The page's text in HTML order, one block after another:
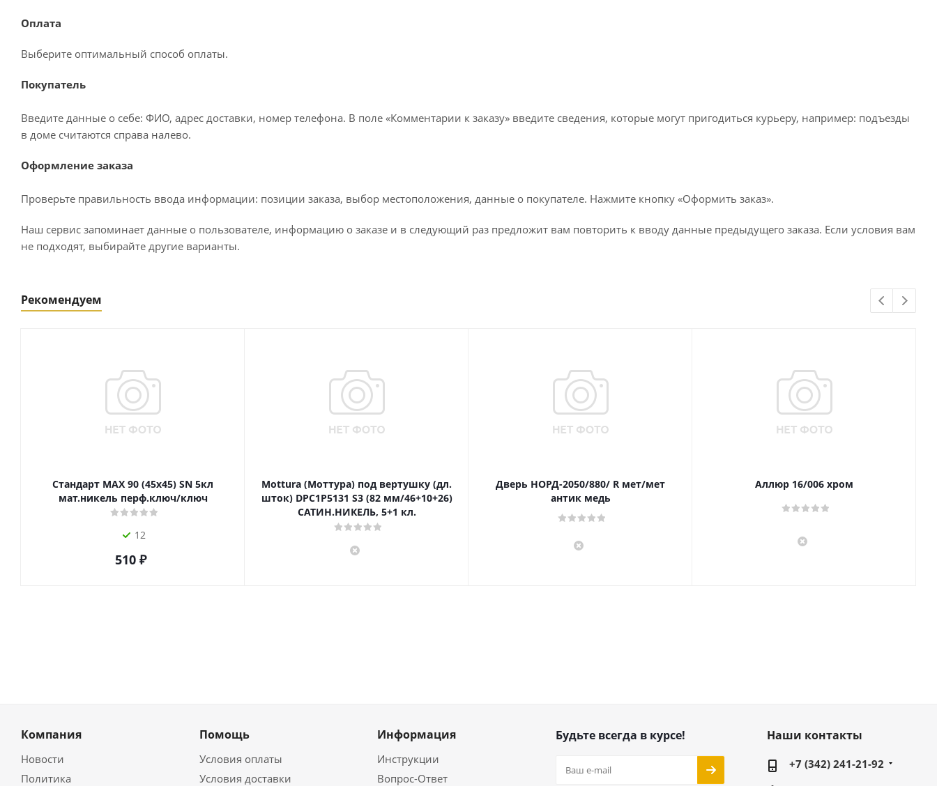
Оплата
Выберите оптимальный способ оплаты.
Покупатель
Введите данные о себе: ФИО, адрес доставки, номер телефона. В поле «Комментарии к заказу» введите сведения, которые могут пригодиться курьеру, например: подъезды
в доме считаются справа налево.
Оформление заказа
Проверьте правильность ввода информации: позиции заказа, выбор местоположения, данные о покупателе. Нажмите кнопку «Оформить заказ».
Наш сервис запоминает данные о пользователе, информацию о заказе и в следующий раз предложит вам повторить к вводу данные предыдущего заказа. Если условия вам
не подходят, выбирайте другие варианты.
Рекомендуем
Стандарт MAX 90 (45х45) SN 5кл
мат.никель перф.ключ/ключ
12
510₽
Mottura (Моттура) под вертушку (дл.
шток) DPC1P5131 S3 (82 мм/46+10+26)
САТИН.НИКЕЛЬ, 5+1 кл.
Дверь НОРД-2050/880/ R мет/мет
антик медь
Аллюр 16/006 хром
Компания
Новости
Политика
Помощь
Условия оплаты
Условия доставки
Информация
Инструкции
Вопрос-Ответ
Будьте всегда в курсе! Наши контакты
+7 (342) 241-21-92